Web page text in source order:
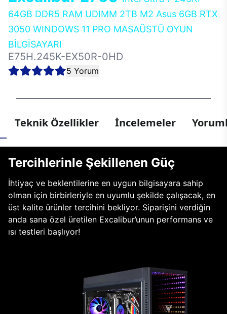
64GB DDR5 RAM UDIMM 2TB M2 Asus 6GB RTX
3050 WINDOWS 11 PRO MASAÜSTÜ OYUN
BİLGİSAYARI
E75H.245K-EX50R-0HD
5 Yorum
Teknik Özellikler İncelemeler
Tercihlerinle Şekillenen Güç
İhtiyaç ve beklentilerine en uygun bilgisayara sahip
olman için birbirleriyle en uyumlu şekilde çalışacak, en
üst kalite ürünler tercihini bekliyor. Siparişini verdiğin
anda sana özel üretilen Excalibur’unun performans ve
ısı testleri başlıyor!